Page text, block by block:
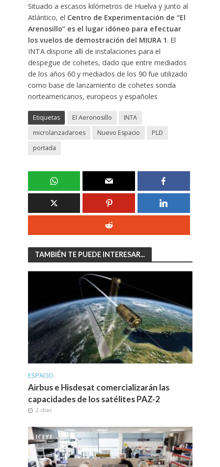
Situado a escasos kilómetros de Huelva y junto al
Atlántico, el Centro de Experimentación de “El
Arenosillo” es el lugar idóneo para efectuar
los vuelos de demostración del MIURA 1. El
INTA dispone allí de instalaciones para el
despegue de cohetes, dado que entre mediados
de los años 60 y mediados de los 90 fue utilizado
como base de lanzamiento de cohetes sonda
norteamericanos, europeos y españoles
Etiquetas El Aeronosillo
INTA
microlanzadaroes
Nuevo Espacio
PLD
portada
TAMBIÉN TE PUEDE INTERESAR...
ESPACIO
Airbus e Hisdesat comercializarán las
capacidades de los satélites PAZ-2
2 días